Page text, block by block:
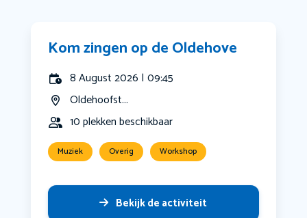
Kom zingen op de Oldehove
8 August 2026 | 09:45
Oldehoofst...
10 plekken beschikbaar
Muziek Overig Workshop
Bekijk de activiteit